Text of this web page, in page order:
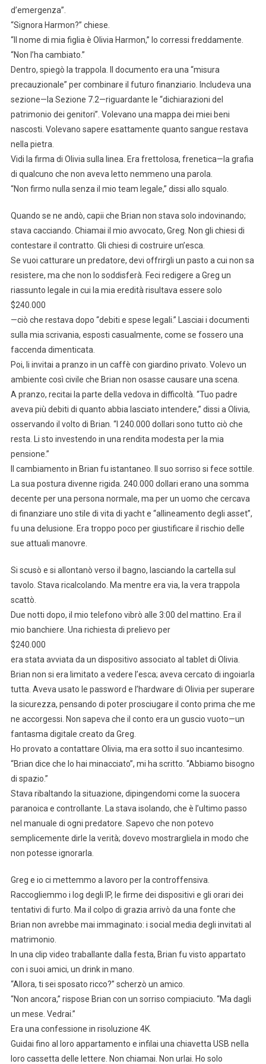
d’emergenza”.
“Signora Harmon?” chiese.
“Il nome di mia figlia è Olivia Harmon,” lo corressi freddamente.
“Non l’ha cambiato.”
Dentro, spiegò la trappola. Il documento era una “misura
precauzionale” per combinare il futuro finanziario. Includeva una
sezione—la Sezione 7.2—riguardante le “dichiarazioni del
patrimonio dei genitori”. Volevano una mappa dei miei beni
nascosti. Volevano sapere esattamente quanto sangue restava
nella pietra.
Vidi la firma di Olivia sulla linea. Era frettolosa, frenetica—la grafia
di qualcuno che non aveva letto nemmeno una parola.
“Non firmo nulla senza il mio team legale,” dissi allo squalo.
Quando se ne andò, capii che Brian non stava solo indovinando;
stava cacciando. Chiamai il mio avvocato, Greg. Non gli chiesi di
contestare il contratto. Gli chiesi di costruire un’esca.
Se vuoi catturare un predatore, devi offrirgli un pasto a cui non sa
resistere, ma che non lo soddisferà. Feci redigere a Greg un
riassunto legale in cui la mia eredità risultava essere solo
$240.000
—ciò che restava dopo “debiti e spese legali.” Lasciai i documenti
sulla mia scrivania, esposti casualmente, come se fossero una
faccenda dimenticata.
Poi, li invitai a pranzo in un caffè con giardino privato. Volevo un
ambiente così civile che Brian non osasse causare una scena.
A pranzo, recitai la parte della vedova in difficoltà. “Tuo padre
aveva più debiti di quanto abbia lasciato intendere,” dissi a Olivia,
osservando il volto di Brian. “I 240.000 dollari sono tutto ciò che
resta. Li sto investendo in una rendita modesta per la mia
pensione.”
Il cambiamento in Brian fu istantaneo. Il suo sorriso si fece sottile.
La sua postura divenne rigida. 240.000 dollari erano una somma
decente per una persona normale, ma per un uomo che cercava
di finanziare uno stile di vita di yacht e “allineamento degli asset”,
fu una delusione. Era troppo poco per giustificare il rischio delle
sue attuali manovre.
Si scusò e si allontanò verso il bagno, lasciando la cartella sul
tavolo. Stava ricalcolando. Ma mentre era via, la vera trappola
scattò.
Due notti dopo, il mio telefono vibrò alle 3:00 del mattino. Era il
mio banchiere. Una richiesta di prelievo per
$240.000
era stata avviata da un dispositivo associato al tablet di Olivia.
Brian non si era limitato a vedere l’esca; aveva cercato di ingoiarla
tutta. Aveva usato le password e l’hardware di Olivia per superare
la sicurezza, pensando di poter prosciugare il conto prima che me
ne accorgessi. Non sapeva che il conto era un guscio vuoto—un
fantasma digitale creato da Greg.
Ho provato a contattare Olivia, ma era sotto il suo incantesimo.
“Brian dice che lo hai minacciato”, mi ha scritto. “Abbiamo bisogno
di spazio.”
Stava ribaltando la situazione, dipingendomi come la suocera
paranoica e controllante. La stava isolando, che è l’ultimo passo
nel manuale di ogni predatore. Sapevo che non potevo
semplicemente dirle la verità; dovevo mostrargliela in modo che
non potesse ignorarla.
Greg e io ci mettemmo a lavoro per la controffensiva.
Raccogliemmo i log degli IP, le firme dei dispositivi e gli orari dei
tentativi di furto. Ma il colpo di grazia arrivò da una fonte che
Brian non avrebbe mai immaginato: i social media degli invitati al
matrimonio.
In una clip video traballante dalla festa, Brian fu visto appartato
con i suoi amici, un drink in mano.
“Allora, ti sei sposato ricco?” scherzò un amico.
“Non ancora,” rispose Brian con un sorriso compiaciuto. “Ma dagli
un mese. Vedrai.”
Era una confessione in risoluzione 4K.
Guidai fino al loro appartamento e infilai una chiavetta USB nella
loro cassetta delle lettere. Non chiamai. Non urlai. Ho solo